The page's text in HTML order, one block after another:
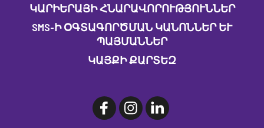
ԿԱՐԻԵՐԱՅԻ ՀՆԱՐԱՎՈՐՈՒԹՅՈՒՆՆԵՐ
SMS-Ի ՕԳՏԱԳՈՐԾՄԱՆ ԿԱՆՈՆՆԵՐ ԵՒ Պ
ԱՅՄԱՆՆԵՐ
ԿԱՅՔԻ ՔԱՐՏԵԶ